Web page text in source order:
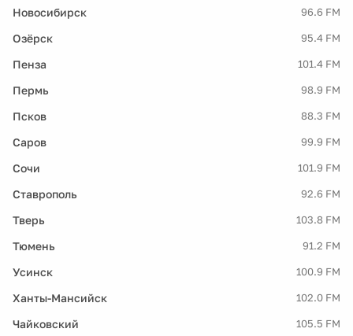
Новосибирск 96.6 FM
Озёрск 95.4 FM
Пенза 101.4 FM
Пермь 98.9 FM
Псков 88.3 FM
Саров 99.9 FM
Сочи 101.9 FM
Ставрополь 92.6 FM
Тверь 103.8 FM
Тюмень 91.2 FM
Усинск 100.9 FM
Ханты-Мансийск 102.0 FM
Чайковский 105.5 FM